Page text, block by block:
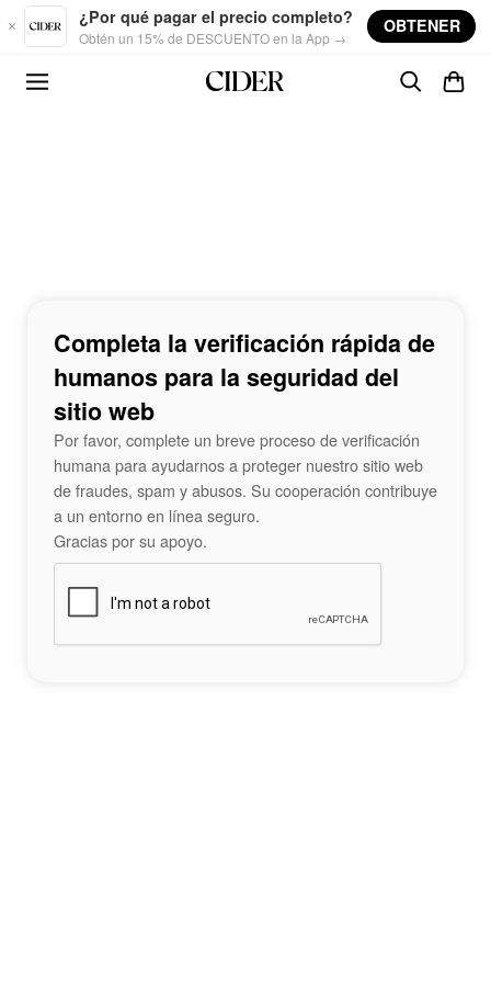
Skip to main content
¿Por qué pagar el precio completo?
Obtén un 15% de DESCUENTO en la App →
OBTENER
Completa la verificación rápida de
humanos para la seguridad del
sitio web
Por favor, complete un breve proceso de verificación
humana para ayudarnos a proteger nuestro sitio web
de fraudes, spam y abusos. Su cooperación contribuye
a un entorno en línea seguro.
Gracias por su apoyo.